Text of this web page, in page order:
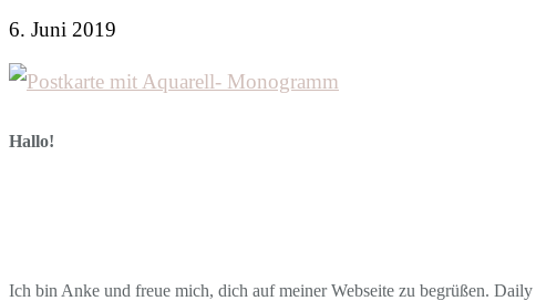
6. Juni 2019
Hallo!
Ich bin Anke und freue mich, dich auf meiner Webseite zu begrüßen.